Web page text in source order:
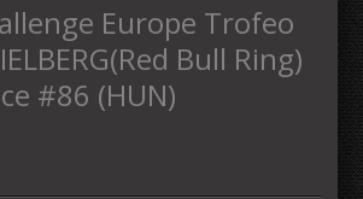
Europe Trofeo
Bull Ring)
#86 (HUN)